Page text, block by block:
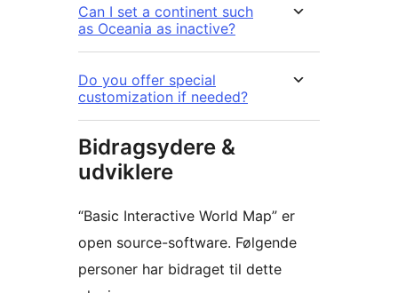
Can I set a continent such
as Oceania as inactive?
Do you offer special
customization if needed?
Bidragsydere &
udviklere
“Basic Interactive World Map” er
open source-software. Følgende
personer har bidraget til dette